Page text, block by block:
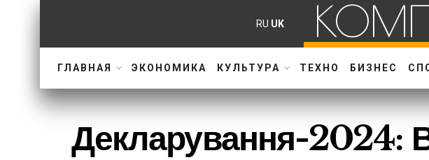
RU UK
ГЛАВНАЯ ЭКОНОМИКА КУЛЬТУРА ТЕХНО БИЗНЕС
Декларування-2024: В